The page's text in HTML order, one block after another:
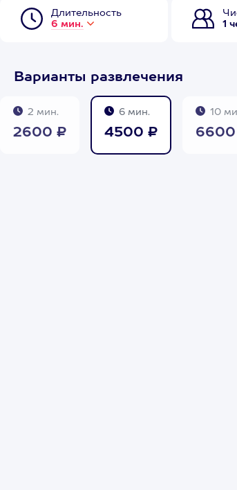
Длительность
6 мин.
1
Варианты развлечения
2 мин.
2600 ₽
6 мин.
4500 ₽
10